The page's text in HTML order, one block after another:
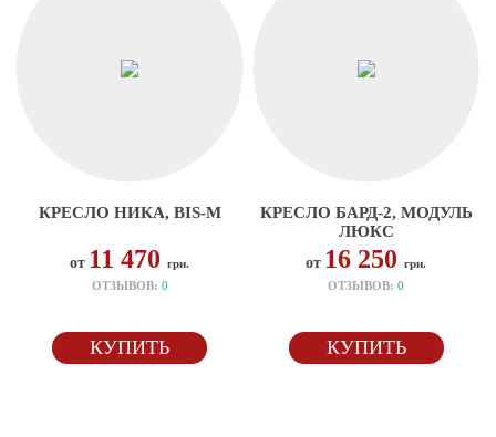
КРЕСЛО НИКА, BIS-M
от 11 470грн.
ОТЗЫВОВ: 0
КУПИТЬ
КРЕСЛО БАРД-2, МОДУЛЬ
ЛЮКС
от 16 250грн.
ОТЗЫВОВ:0
КУПИТЬ